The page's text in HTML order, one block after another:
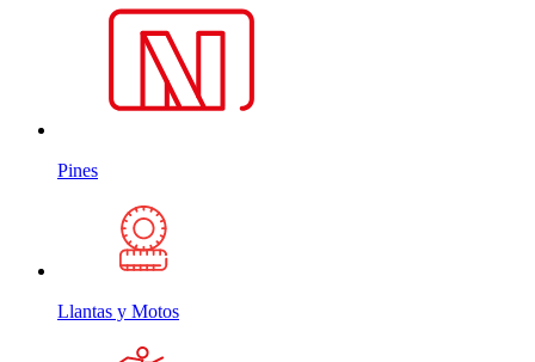
Pines
Llantas y Motos